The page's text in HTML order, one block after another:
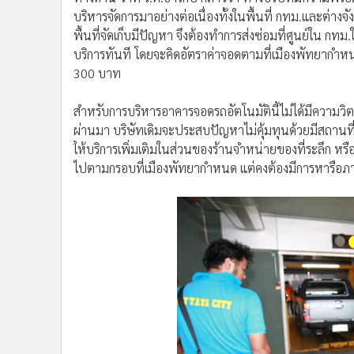
บริหารจัดการมาอย่างต่อเนื่องทั้งในพื้นที่ กทม.และต่างจั
พื้นที่จัดเก็บมีปัญหา จึงต้องทำการส่งซ่อมที่ศูนย์ใน กทม.
บริการทันที โดยจะคิดอัตราค่าจอดตามที่เมืองพัทยากำ
300 บาท
สำหรับการบริหารอาคารจอดรถอัตโนมัตินี้ไม่ได้มีความวิ
ผ่านมา บริษัทเดิมจะประสบปัญหาไม่คุ้มทุนด้วยมีสถานที่
ให้บริการเพิ่มเติมในส่วนของร้านจำหน่ายของที่ระลึก
ไปตามกรอบที่เมืองพัทยากำหนด แต่คงต้องมีการหารือ